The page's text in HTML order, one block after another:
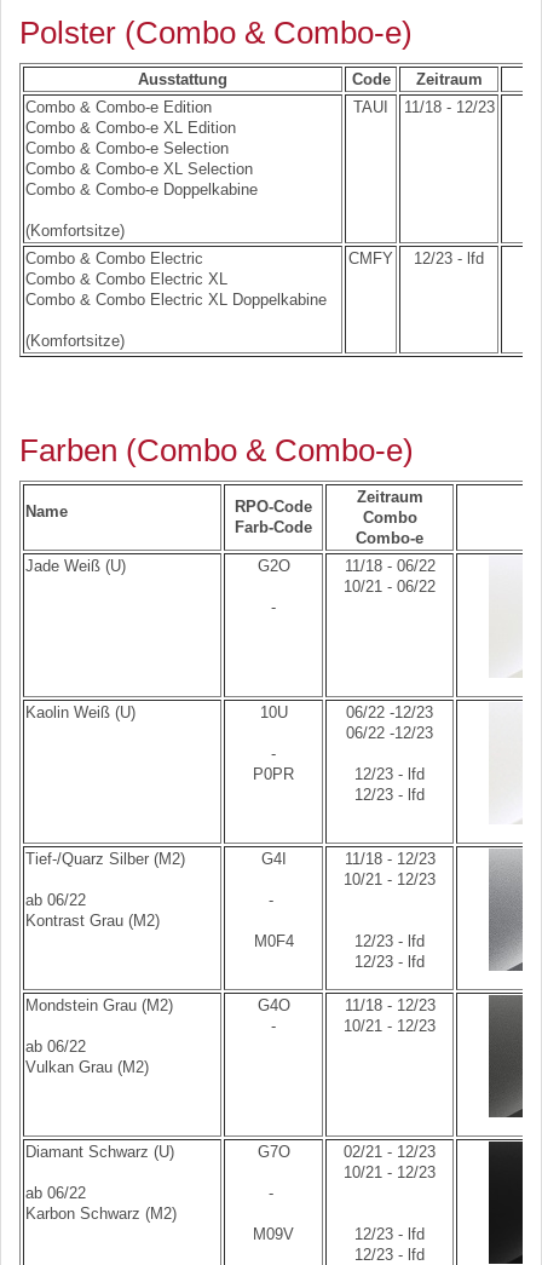
Polster (Combo & Combo-e)
Ausstattung Code
Zeitraum
Combo & Combo-e Edition
Combo & Combo-e XL Edition
Combo & Combo-e Selection
Combo & Combo-e XL Selection
Combo & Combo-e Doppelkabine
(Komfortsitze)
TAUI 11/18 - 12/23
Combo & Combo Electric
Combo & Combo Electric XL
Combo & Combo Electric XL Doppelkabine
(Komfortsitze)
CMFY 12/23 - lfd
Farben (Combo & Combo-e)
Name
RPO-Code
Farb-Code
Zeitraum
Combo
Combo-e
Jade Weiß (U)
G2O
-
11/18 - 06/22
10/21 - 06/22
Kaolin Weiß (U) 10U
-
P0PR
06/22 -12/23
06/22 -12/23
12/23 - lfd
12/23 - lfd
Tief-/Quarz Silber (M2)
ab 06/22
Kontrast Grau (M2)
G4I
-
M0F4
11/18 - 12/23
10/21 - 12/23
12/23 - lfd
12/23 - lfd
Mondstein Grau (M2)
ab 06/22
Vulkan Grau (M2)
G4O
-
11/18 - 12/23
10/21 - 12/23
Diamant Schwarz (U)
ab 06/22
Karbon Schwarz (M2)
G7O
-
M09V
02/21 - 12/23
10/21 - 12/23
12/23 - lfd
12/23 - lfd